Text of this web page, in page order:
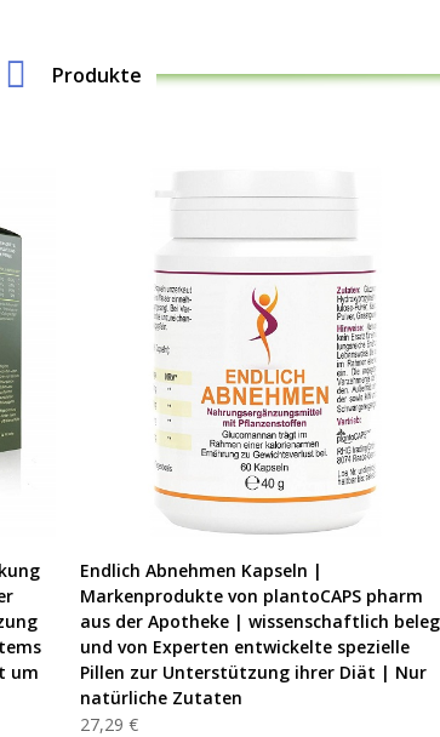
Produkte
um
PRODUKT KAUFEN
Endlich Abnehmen Kapseln |
Markenprodukte von plantoCAPS pharm
aus der Apotheke | wissenschaftlich
und von Experten entwickelte spezielle
Pillen zur Unterstützung ihrer Diät | Nur
natürliche Zutaten
27,29 €